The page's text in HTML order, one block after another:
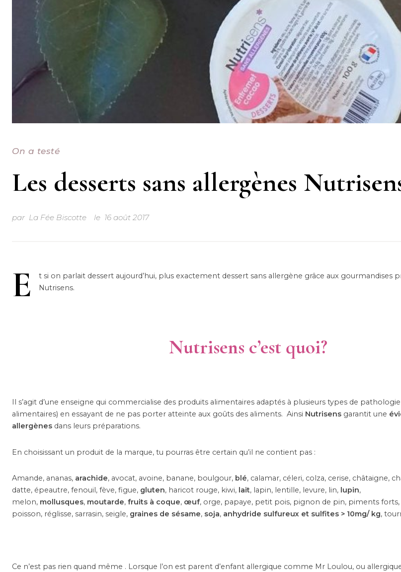
On a testé
Les desserts sans allergènes
par La Fée Biscotte le 16 août 2017
E
t si on parlait dessert aujourd’hui, plus exactement dessert sans allergène grâce aux gourmandises
Nutrisens.
Nutrisens c’est quoi?
Il s’agit d’une enseigne qui commercialise des produits alimentaires adaptés à plusieurs types de
alimentaires) en essayant de ne pas porter atteinte aux goûts des aliments. Ainsi Nutrisens garantit une
allergènes dans leurs préparations.
En choisissant un produit de la marque, tu pourras être certain qu’il ne contient pas :
Amande, ananas, arachide, avocat, avoine, banane, boulgour, blé, calamar, céleri, colza, cerise, châtaigne,
datte, épeautre, fenouil, fève, figue, gluten, haricot rouge, kiwi, lait, lapin, lentille, levure, lin, lupin,
melon, mollusques, moutarde, fruits à coque, œuf, orge, papaye, petit pois, pignon de pin, piments forts,
poisson, réglisse, sarrasin, seigle, graines de sésame, soja, anhydride sulfureux et sulfites > 10mg/ kg,
Ce n’est pas rien quand même . Lorsque l’on est parent d’enfant allergique comme Mr Loulou, ou